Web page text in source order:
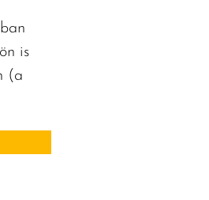
is
(a